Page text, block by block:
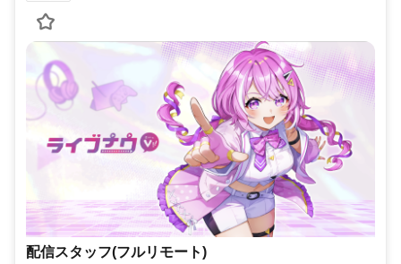
配信スタッフ(フルリモート)